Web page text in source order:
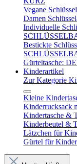
Vegane
Damen
Individuelle
Bestickte
Gürteltasche:
Kinderartikel
Zur Kategorie
Kleine
Kinderrucksack
Kindertasche &
Kinderbeutel &
Lätzchen für
Gürtel für